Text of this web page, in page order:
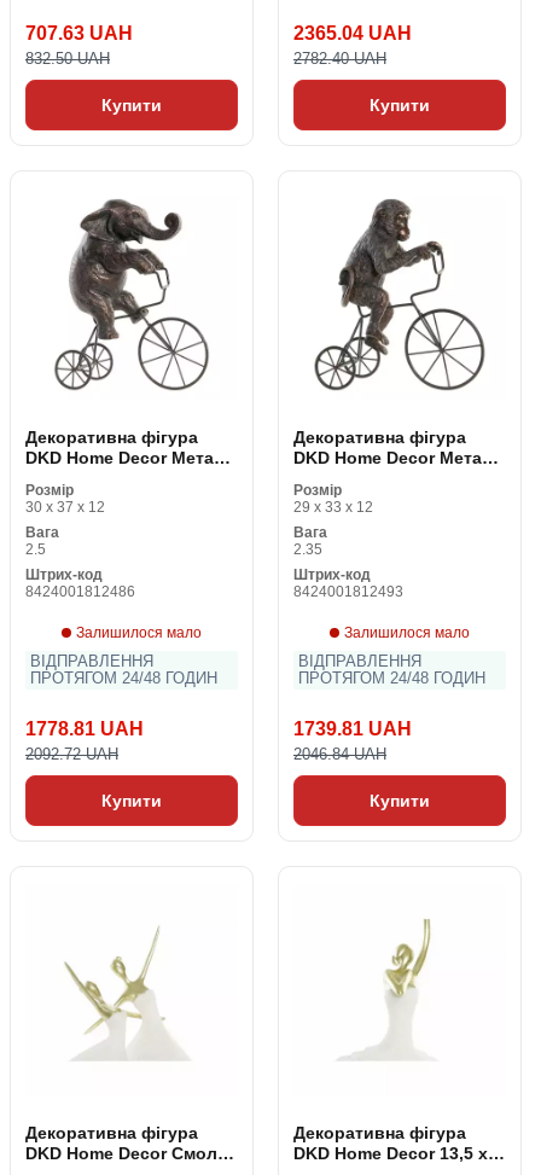
707.63 UAH
832.50 UAH
Купити
2365.04 UAH
2782.40 UAH
Купити
Декоративна фігура
DKD Home Decor Метал
cm)
Розмір
30 x 37 x 12
Вага
2.5
Штрих-код
8424001812486
Залишилося мало
ВІДПРАВЛЕННЯ
ПРОТЯГОМ 24/48 ГОДИН
1778.81 UAH
2092.72 UAH
Купити
Декоративна фігура
DKD Home Decor Метал
33 cm)
Розмір
29 x 33 x 12
Вага
2.35
Штрих-код
8424001812493
Залишилося мало
ВІДПРАВЛЕННЯ
ПРОТЯГОМ 24/48 ГОДИН
1739.81 UAH
2046.84 UAH
Купити
Декоративна фігура
DKD Home Decor Смола
Декоративна фігура
DKD Home Decor 13,5 x